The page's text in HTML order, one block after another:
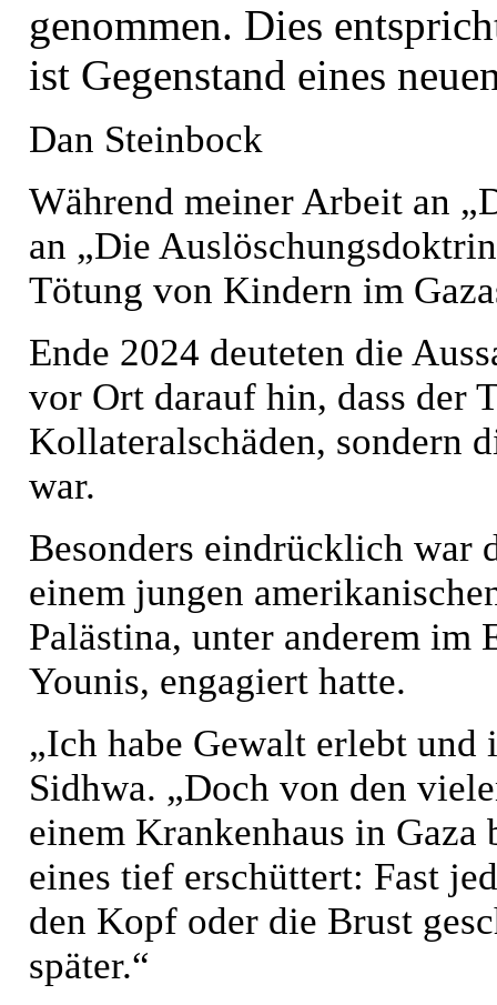
genommen. Dies
ist Gegenstand eines
Dan Steinbock
Während meiner Arbeit an
an „Die
Tötung von Kindern im
Ende 2024 deuteten die
vor Ort darauf hin, dass der
Kollateralschäden, sondern
war.
Besonders eindrücklich war
einem jungen
Palästina, unter anderem im
Younis, engagiert hatte.
„Ich habe Gewalt erlebt
Sidhwa. „Doch von den
einem Krankenhaus in
eines tief erschüttert: Fast
den Kopf oder die Brust
später.“